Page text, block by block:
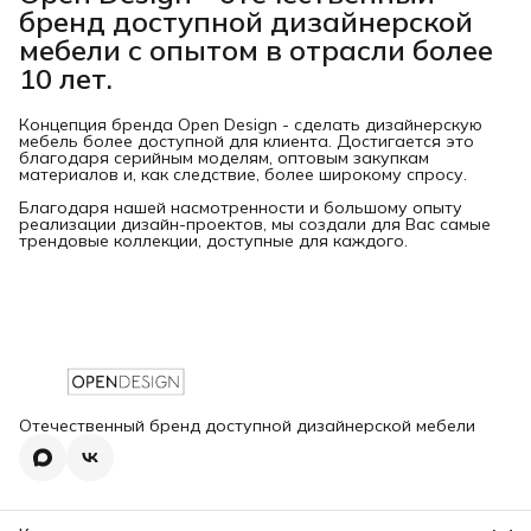
бренд доступной дизайнерской
мебели с опытом в отрасли более
10 лет.
Концепция бренда Open Design - сделать дизайнерскую
мебель более доступной для клиента. Достигается это
благодаря серийным моделям, оптовым закупкам
материалов и, как следствие, более широкому спросу.
Благодаря нашей насмотренности и большому опыту
реализации дизайн-проектов, мы создали для Вас самые
трендовые коллекции, доступные для каждого.
Отечественный бренд доступной дизайнерской мебели